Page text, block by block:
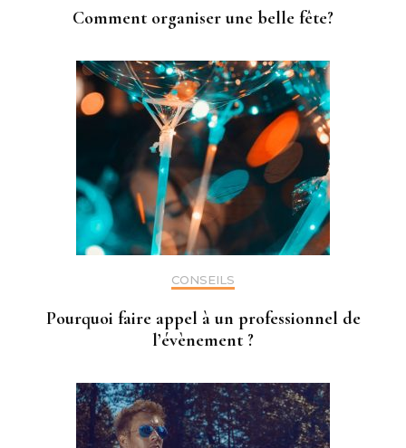
Comment organiser une belle fête?
CONSEILS
Pourquoi faire appel à un professionnel de
l’évènement ?